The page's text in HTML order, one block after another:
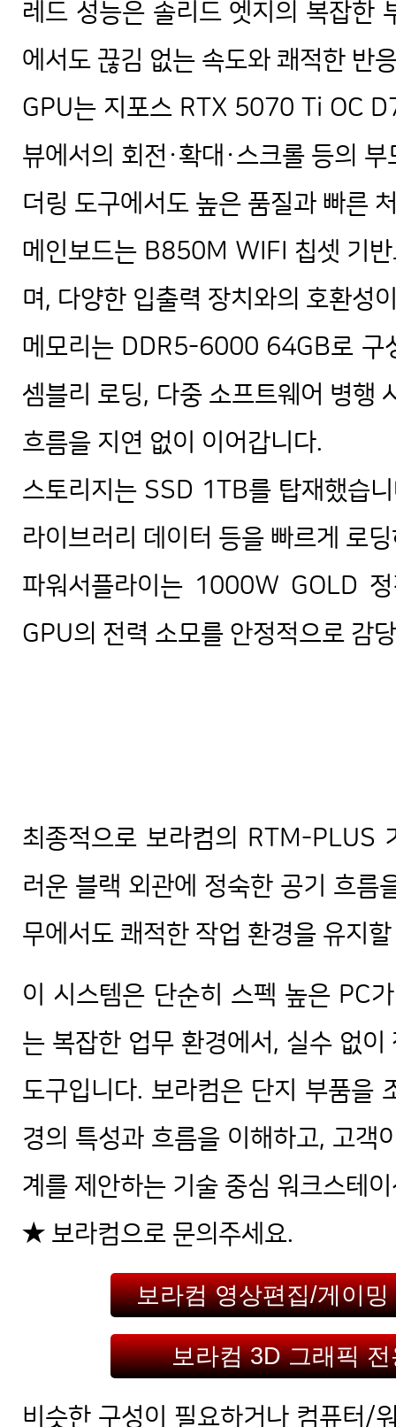
레드 성능은 솔리드 엣지의 복잡한
에서도 끊김 없는 속도와 쾌적한 반
GPU는 지포스 RTX 5070 Ti OC
뷰에서의 회전·확대·스크롤 등의
더링 도구에서도 높은 품질과 빠른
메인보드는 B850M WIFI 칩셋 기
며, 다양한 입출력 장치와의 호환성
메모리는 DDR5-6000 64GB로 구
셈블리 로딩, 다중 소프트웨어 병행
흐름을 지연 없이 이어갑니다.
스토리지는 SSD 1TB를 탑재했습
라이브러리 데이터 등을 빠르게 로
파워서플라이는 1000W GOLD
GPU의 전력 소모를 안정적으로 감
최종적으로 보라컴의 RTM-PLUS
러운 블랙 외관에 정숙한 공기 흐름
무에서도 쾌적한 작업 환경을 유지
이 시스템은 단순히 스펙 높은 PC
는 복잡한 업무 환경에서, 실수 없
도구입니다. 보라컴은 단지 부품을
경의 특성과 흐름을 이해하고, 고객
계를 제안하는 기술 중심 워크스테
★ 보라컴으로 문의주세요.
보라컴 영상편집/게이
보라컴 3D 그래픽
비슷한 구성이 필요하거나 컴퓨터/